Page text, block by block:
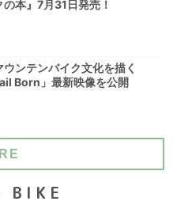
本』7月31日発売！
ンテンバイク文化を描く
Born」最新映像を公開
BIKE